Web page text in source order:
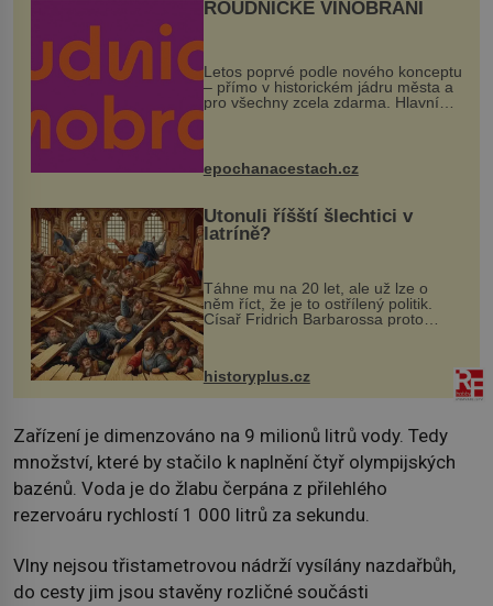
ROUDNICKÉ VINOBRANÍ
Letos poprvé podle nového konceptu
– přímo v historickém jádru města a
pro všechny zcela zdarma. Hlavní
program se odehraje na Karlově a
mohou těšit na víno, burčák, pes...
epochanacestach.cz
Utonuli říšští šlechtici v
latríně?
Táhne mu na 20 let, ale už lze o
něm říct, že je to ostřílený politik.
Císař Fridrich Barbarossa proto
posílá svého syna a dědice Jindřicha
VI. do Erfurtu, aby se stal
prostředníkem při řešení sporu m...
historyplus.cz
Zařízení je dimenzováno na 9 milionů litrů vody. Tedy
množství, které by stačilo k naplnění čtyř olympijských
bazénů. Voda je do žlabu čerpána z přilehlého
rezervoáru rychlostí 1 000 litrů za sekundu.
Vlny nejsou třistametrovou nádrží vysílány nazdařbůh,
do cesty jim jsou stavěny rozličné součásti